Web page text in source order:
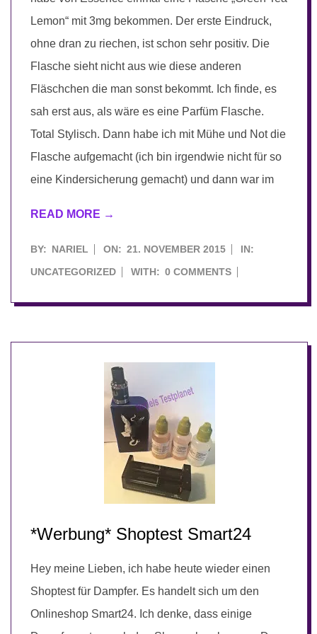
Lemon“ mit 3mg bekommen. Der erste Eindruck,
ohne dran zu riechen, ist schon sehr positiv. Die
Flasche sieht nicht aus wie diese anderen
Fläschchen die man sonst bekommt. Ich finde, es
sah erst aus, als wäre es eine Parfüm Flasche.
Total Stylisch. Dann habe ich mit Mühe und Not die
Flasche aufgemacht (ich bin irgendwie nicht für so
eine Kindersicherung gemacht) und dann war im
READ MORE →
2015-
11-
BY: NARIEL ON: 21. NOVEMBER 2015 IN:
UNCATEGORIZED WITH: 0 COMMENTS
*Werbung* Shoptest Smart24
Hey meine Lieben, ich habe heute wieder einen
Shoptest für Dampfer. Es handelt sich um den
Onlineshop Smart24. Ich denke, dass einige